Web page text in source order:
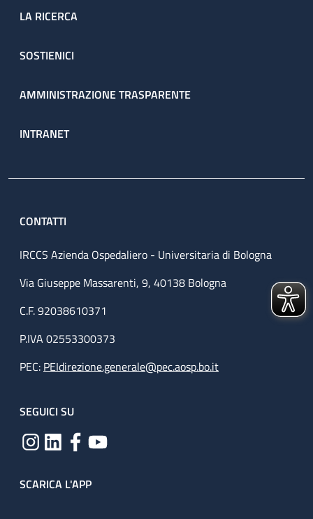
LA RICERCA
SOSTIENICI
AMMINISTRAZIONE TRASPARENTE
INTRANET
CONTATTI
IRCCS Azienda Ospedaliero - Universitaria di Bologna
Via Giuseppe Massarenti, 9, 40138 Bologna
C.F. 92038610371
P.IVA 02553300373
PEC: PEIdirezione.generale@pec.aosp.bo.it
SEGUICI SU
SCARICA L'APP